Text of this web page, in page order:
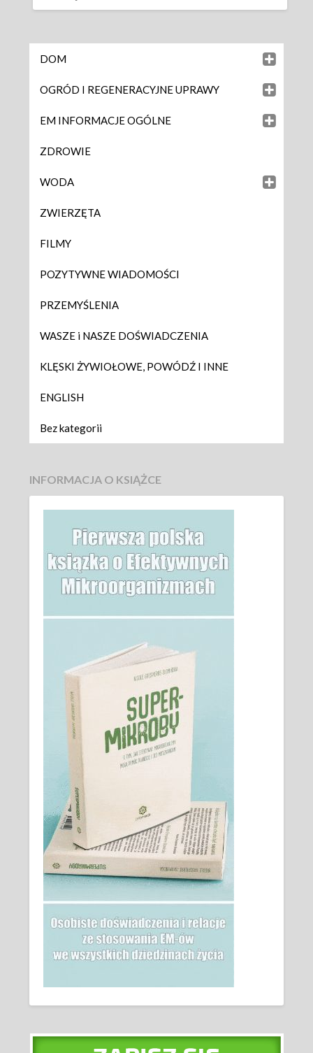
DOM
OGRÓD I REGENERACYJNE UPRAWY
EM INFORMACJE OGÓLNE
ZDROWIE
WODA
ZWIERZĘTA
FILMY
POZYTYWNE WIADOMOŚCI
PRZEMYŚLENIA
WASZE i NASZE DOŚWIADCZENIA
KLĘSKI ŻYWIOŁOWE, POWÓDŹ I INNE
ENGLISH
Bez kategorii
INFORMACJA O KSIĄŻCE